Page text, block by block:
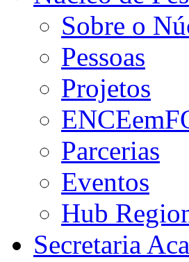
Sobre o
Pessoas
Projetos
Parcerias
Eventos
Hub
Secretaria